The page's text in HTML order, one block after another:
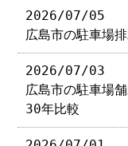
2026/07/05
広島市の駐車場
2026/07/03
広島市の駐車場
30年比較